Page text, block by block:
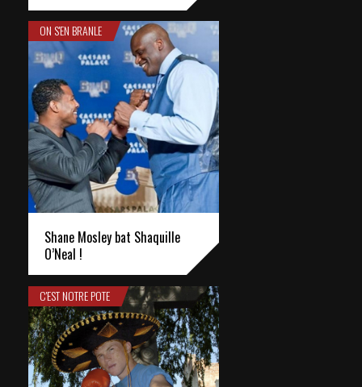
ON S'EN BRANLE
Shane Mosley bat Shaquille
O’Neal !
C'EST NOTRE POTE